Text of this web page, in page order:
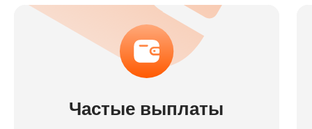
Частые выплаты